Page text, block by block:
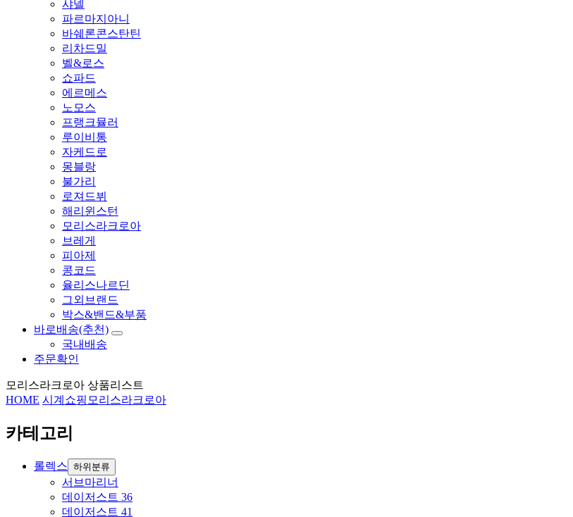
샤넬
파르마지아니
바쉐론콘스탄틴
리차드밀
벨&로스
쇼파드
에르메스
노모스
프랭크뮬러
루이비통
자케드로
몽블랑
불가리
로져드뷔
해리윈스턴
모리스라크로아
브레게
피아제
콩코드
율리스나르딘
그외브랜드
박스&밴드&부품
바로배송(추천)
국내배송
주문확인
모리스라크로아 상품리스트
HOME 시계쇼핑모리스라크로아
카테고리
롤렉스 하위분류
서브마리너
데이저스트 36
데이저스트 41